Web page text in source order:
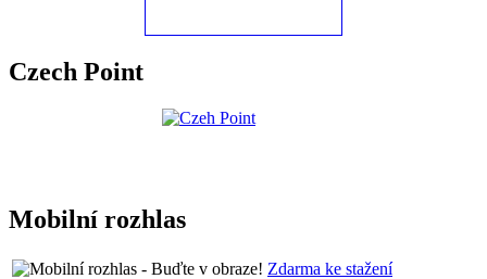
Czech Point
Mobilní rozhlas
Zdarma ke stažení